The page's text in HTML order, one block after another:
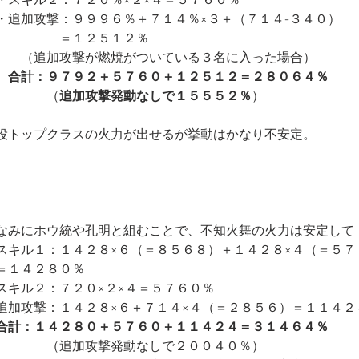
加攻撃：９９９６％＋７１４％×３＋（７１４-３４０）
２５１２％
加攻撃が燃焼がついている３名に入った場合）
合計：９７９２＋５７６０＋１２５１２＝２８０６４％
追加攻撃発動なしで１５５５２％ ）
ップクラスの火力が出せるが挙動はかなり不安定。
みにホウ統や孔明と組むことで、不知火舞の火力は安定して
キル１：１４２８×６（＝８５６８）＋１４２８×４（＝５７
１４２８０％
キル２：７２０×２×４＝５７６０％
加攻撃：１４２８×６＋７１４×４（＝２８５６）＝１１４２
計：１４２８０＋５７６０＋１１４２４＝３１４６４％
加攻撃発動なしで２００４０％）